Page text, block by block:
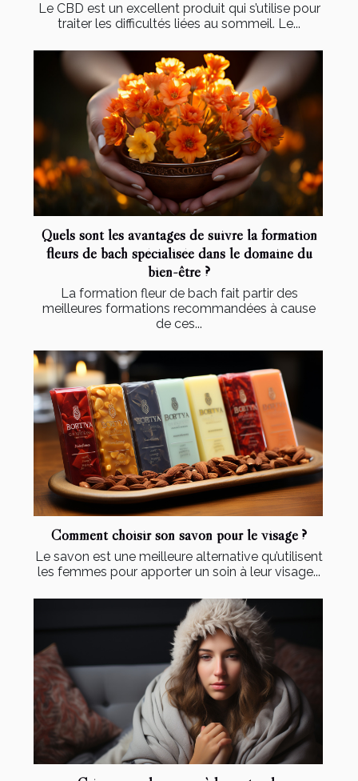
Le CBD est un excellent produit qui s’utilise pour
traiter les difficultés liées au sommeil. Le...
Quels sont les avantages de suivre la formation
fleurs de bach spécialisée dans le domaine du
bien-être ?
La formation fleur de bach fait partir des
meilleures formations recommandées à cause
de ces...
Comment choisir son savon pour le visage ?
Le savon est une meilleure alternative qu’utilisent
les femmes pour apporter un soin à leur visage...